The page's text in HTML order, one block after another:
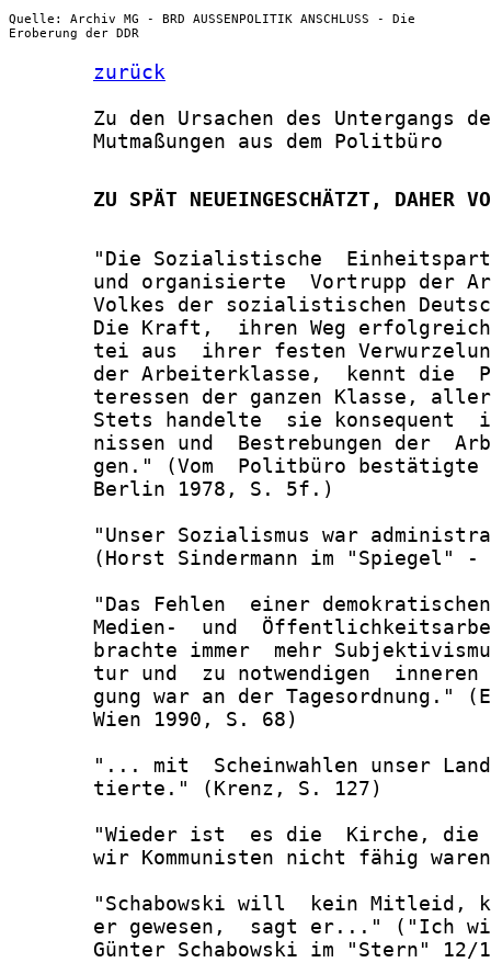
Quelle: Archiv MG - BRD AUSSENPOLITIK ANSCHLUSS - Die
Eroberung der DDR
zurück
Zu den Ursachen des Untergangs
       Mutmaßungen aus dem Politbüro
ZU SPÄT NEUEINGESCHÄTZT, DAHER